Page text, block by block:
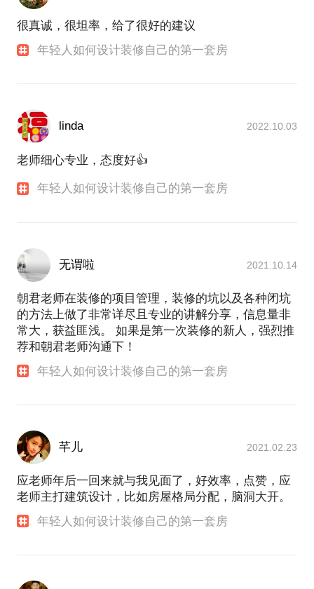
很真诚，很坦率，给了很好的建议
年轻人如何设计装修自己的第一套房
linda 2022.10.03
老师细心专业，态度好👍
年轻人如何设计装修自己的第一套房
无谓啦 2021.10.14
朝君老师在装修的项目管理，装修的坑以及各种闭坑
的方法上做了非常详尽且专业的讲解分享，信息量非
常大，获益匪浅。 如果是第一次装修的新人，强烈推
荐和朝君老师沟通下！
年轻人如何设计装修自己的第一套房
芊儿 2021.02.23
应老师年后一回来就与我见面了，好效率，点赞，应
老师主打建筑设计，比如房屋格局分配，脑洞大开。
年轻人如何设计装修自己的第一套房